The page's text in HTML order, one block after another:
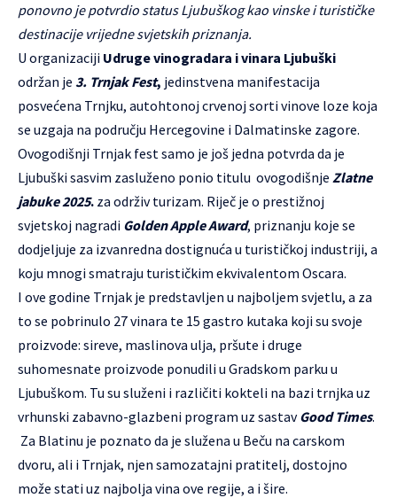
ponovno je potvrdio status Ljubuškog kao vinske i turističke
destinacije vrijedne svjetskih priznanja.
U organizaciji Udruge vinogradara i vinara Ljubuški
održan je 3. Trnjak Fest, jedinstvena manifestacija
posvećena Trnjku, autohtonoj crvenoj sorti vinove loze koja
se uzgaja na području Hercegovine i Dalmatinske zagore.
Ovogodišnji Trnjak fest samo je još jedna potvrda da je
Ljubuški sasvim zasluženo ponio titulu ovogodišnje Zlatne
jabuke 2025. za održiv turizam. Riječ je o prestižnoj
svjetskoj nagradi Golden Apple Award, priznanju koje se
dodjeljuje za izvanredna dostignuća u turističkoj industriji, a
koju mnogi smatraju turističkim ekvivalentom Oscara.
I ove godine Trnjak je predstavljen u najboljem svjetlu, a za
to se pobrinulo 27 vinara te 15 gastro kutaka koji su svoje
proizvode: sireve, maslinova ulja, pršute i druge
suhomesnate proizvode ponudili u Gradskom parku u
Ljubuškom. Tu su služeni i različiti kokteli na bazi trnjka uz
vrhunski zabavno-glazbeni program uz sastavGood Times.
Za Blatinu je poznato da je služena u Beču na carskom
dvoru, ali i Trnjak, njen samozatajni pratitelj, dostojno
može stati uz najbolja vina ove regije, a i šire.